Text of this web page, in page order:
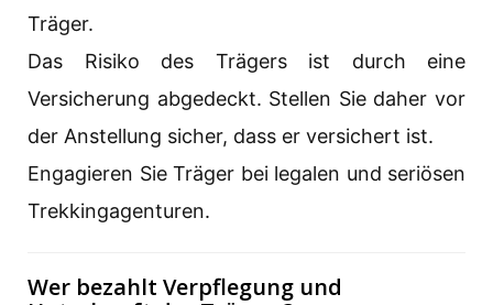
Träger.
Das Risiko des Trägers ist durch eine
Versicherung abgedeckt. Stellen Sie daher vor
der Anstellung sicher, dass er versichert ist.
Engagieren Sie Träger bei legalen und seriösen
Trekkingagenturen.
Wer bezahlt Verpflegung und